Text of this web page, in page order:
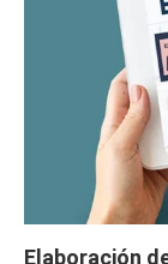
Elaboración